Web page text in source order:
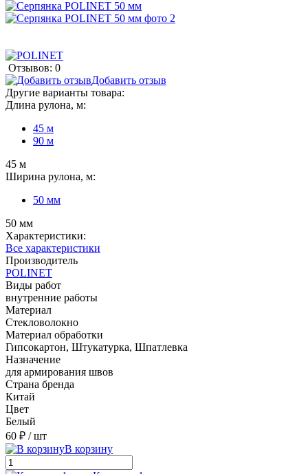
Отзывов: 0
Добавить отзыв
Другие варианты товара:
Длина рулона, м:
45 м
90 м
45 м
Ширина рулона, м:
50 мм
50 мм
Характеристики:
Все характеристики
Производитель
POLINET
Виды работ
внутренние работы
Материал
Стекловолокно
Материал обработки
Гипсокартон, Штукатурка, Шпатлевка
Назначение
для армирования швов
Страна бренда
Китай
Цвет
Белый
60 ₽ / шт
В корзину